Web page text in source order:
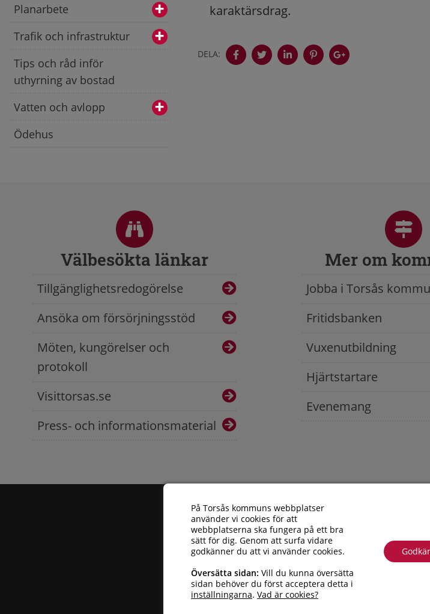
Planarbete
Trafik och infrastruktur
Tips och råd inför
uthyrning av bostad
Vatten och avlopp
Ödehus
karaktärsdrag.
DELA:
På Torsås kommuns webbplatser
använder vi cookies för att
webbplatserna ska fungera på ett bra
sätt för dig. Genom att surfa vidare
godkänner du att vi använder cookies.
Översätta sidan: Vill du kunna översätta
sidan behöver du först acceptera detta i
inställningarna. Vad är cookies?
Välbesökta länkar
Tillgänglighetsredogörelse
Ansöka om försörjningsstöd
Möten, kungörelser och
protokoll
Visittorsas.se
Press- och informationsmaterial
Mer om
Jobba i Torsås
Fritidsbanken
Vuxenutbildning
Hjärtstartare
Evenemang
Torsås kommun
| Besöksadress: Allfargatan 26 |
Telefonnummer: 010 – 35 33 100 |